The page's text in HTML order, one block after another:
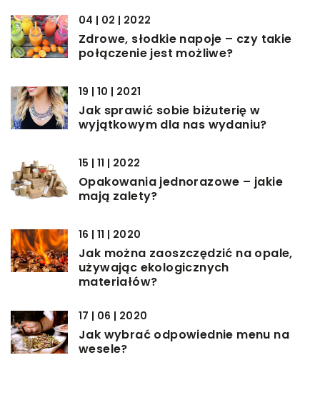
04 | 02 | 2022
Zdrowe, słodkie napoje – czy takie
połączenie jest możliwe?
19 | 10 | 2021
Jak sprawić sobie biżuterię w
wyjątkowym dla nas wydaniu?
15 | 11 | 2022
Opakowania jednorazowe – jakie
mają zalety?
16 | 11 | 2020
Jak można zaoszczędzić na opale,
używając ekologicznych
materiałów?
17 | 06 | 2020
Jak wybrać odpowiednie menu na
wesele?